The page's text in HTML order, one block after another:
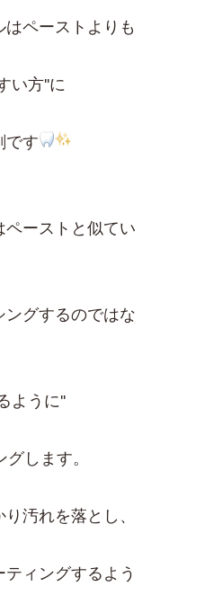
ペーストよりも
い方''に
です
ペーストと似てい
ングするのではな
ように''
します。
汚れを落とし、
ィングするよう